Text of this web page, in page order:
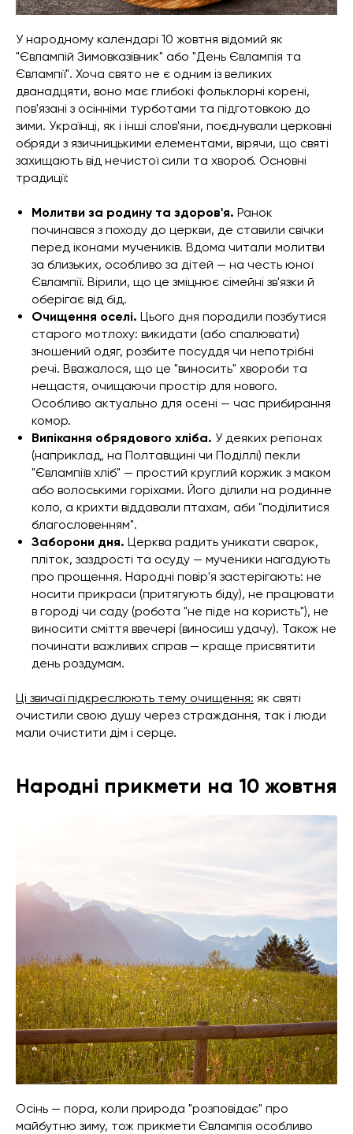
У народному календарі 10 жовтня відомий як
"Євлампій Зимовказівник" або "День Євлампія та
Євлампії". Хоча свято не є одним із великих
дванадцяти, воно має глибокі фольклорні корені,
пов'язані з осінніми турботами та підготовкою до
зими. Українці, як і інші слов'яни, поєднували церковні
обряди з язичницькими елементами, вірячи, що святі
захищають від нечистої сили та хвороб. Основні
традиції:
Молитви за родину та здоров'я. Ранок
починався з походу до церкви, де ставили свічки
перед іконами мучеників. Вдома читали молитви
за близьких, особливо за дітей — на честь юної
Євлампії. Вірили, що це зміцнює сімейні зв'язки й
оберігає від бід.
Очищення оселі. Цього дня порадили позбутися
старого мотлоху: викидати (або спалювати)
зношений одяг, розбите посуддя чи непотрібні
речі. Вважалося, що це "виносить" хвороби та
нещастя, очищаючи простір для нового.
Особливо актуально для осені — час прибирання
комор.
Випікання обрядового хліба. У деяких регіонах
(наприклад, на Полтавщині чи Поділлі) пекли
"Євлампіїв хліб" — простий круглий коржик з маком
або волоськими горіхами. Його ділили на родинне
коло, а крихти віддавали птахам, аби "поділитися
благословенням".
Заборони дня. Церква радить уникати сварок,
пліток, заздрості та осуду — мученики нагадують
про прощення. Народні повір'я застерігають: не
носити прикраси (притягують біду), не працювати
в городі чи саду (робота "не піде на користь"), не
виносити сміття ввечері (виносиш удачу). Також не
починати важливих справ — краще присвятити
день роздумам.
Ці звичаї підкреслюють тему очищення: як святі
очистили свою душу через страждання, так і люди
мали очистити дім і серце.
Народні прикмети на 10 жовтня
Осінь — пора, коли природа "розповідає" про
майбутню зиму, тож прикмети Євлампія особливо